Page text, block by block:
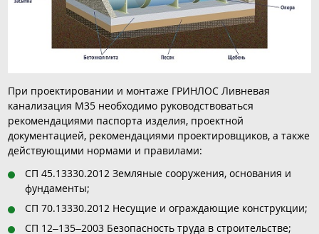
При проектировании и монтаже ГРИНЛОС Ливневая
канализация М35 необходимо руководствоваться
рекомендациями паспорта изделия, проектной
документацией, рекомендациями проектировщиков, а также
действующими нормами и правилами:
СП 45.13330.2012 Земляные сооружения, основания и
фундаменты;
СП 70.13330.2012 Несущие и ограждающие конструкции;
СП 12–135–2003 Безопасность труда в строительстве;